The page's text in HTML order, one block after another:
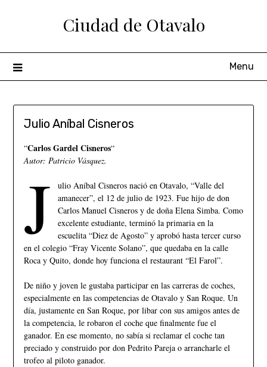
Ciudad de Otavalo
Menu
Julio Aníbal Cisneros
“Carlos Gardel Cisneros“
Autor: Patricio Vásquez.
J
ulio Aníbal Cisneros nació en Otavalo, “Valle del
amanecer”, el 12 de julio de 1923. Fue hijo de don
Carlos Manuel Cisneros y de doña Elena Simba. Como
excelente estudiante, terminó la primaria en la
escuelita “Diez de Agosto” y aprobó hasta tercer curso
en el colegio “Fray Vicente Solano”, que quedaba en la calle
Roca y Quito, donde hoy funciona el restaurant “El Farol”.
De niño y joven le gustaba participar en las carreras de coches,
especialmente en las competencias de Otavalo y San Roque. Un
día, justamente en San Roque, por libar con sus amigos antes de
la competencia, le robaron el coche que finalmente fue el
ganador. En ese momento, no sabía si reclamar el coche tan
preciado y construido por don Pedrito Pareja o arrancharle el
trofeo al piloto ganador.